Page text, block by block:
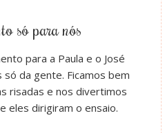
só para nós
para a Paula e o José
da gente. Ficamos bem
risadas e nos divertimos
eles dirigiram o ensaio.